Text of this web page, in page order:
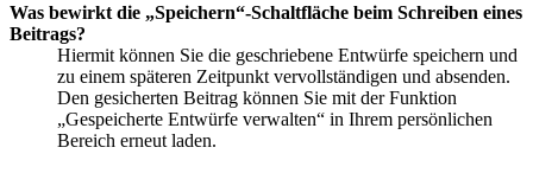
Was bewirkt die „Speichern“-Schaltfläche beim Schreiben eines
Beitrags?
Hiermit können Sie die geschriebene Entwürfe speichern und
zu einem späteren Zeitpunkt vervollständigen und absenden.
Den gesicherten Beitrag können Sie mit der Funktion
„Gespeicherte Entwürfe verwalten“ in Ihrem persönlichen
Bereich erneut laden.